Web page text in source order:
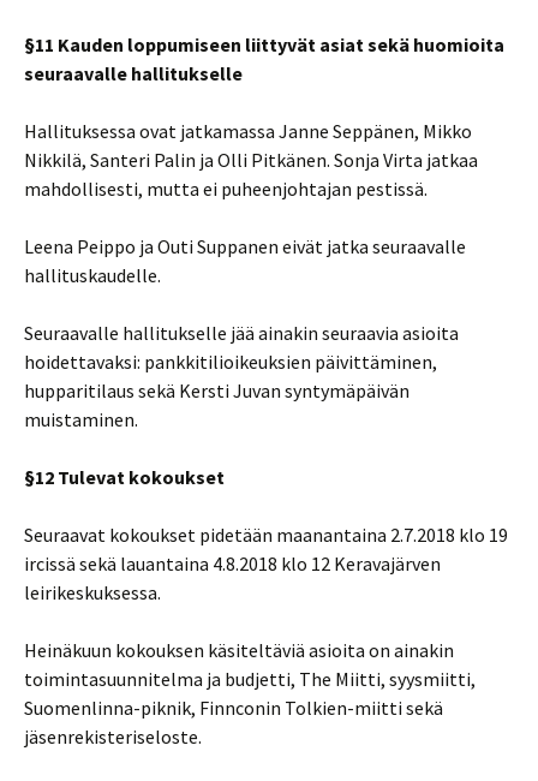
§11 Kauden loppumiseen liittyvät asiat sekä huomioita
seuraavalle hallitukselle
Hallituksessa ovat jatkamassa Janne Seppänen, Mikko
Nikkilä, Santeri Palin ja Olli Pitkänen. Sonja Virta jatkaa
mahdollisesti, mutta ei puheenjohtajan pestissä.
Leena Peippo ja Outi Suppanen eivät jatka seuraavalle
hallituskaudelle.
Seuraavalle hallitukselle jää ainakin seuraavia asioita
hoidettavaksi: pankkitilioikeuksien päivittäminen,
hupparitilaus sekä Kersti Juvan syntymäpäivän
muistaminen.
§12 Tulevat kokoukset
Seuraavat kokoukset pidetään maanantaina 2.7.2018 klo 19
ircissä sekä lauantaina 4.8.2018 klo 12 Keravajärven
leirikeskuksessa.
Heinäkuun kokouksen käsiteltäviä asioita on ainakin
toimintasuunnitelma ja budjetti, The Miitti, syysmiitti,
Suomenlinna-piknik, Finnconin Tolkien-miitti sekä
jäsenrekisteriseloste.